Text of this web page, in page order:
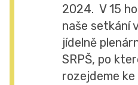
2024. V 15
naše setkání
jídelně
SRPŠ, po
rozejdeme